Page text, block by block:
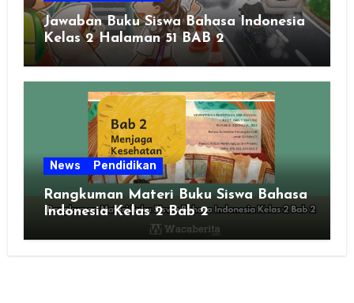
Jawaban Buku Siswa Bahasa Indonesia
Kelas 2 Halaman 51 BAB 2
News Pendidikan
Rangkuman Materi Buku Siswa Bahasa
Indonesia Kelas 2 Bab 2